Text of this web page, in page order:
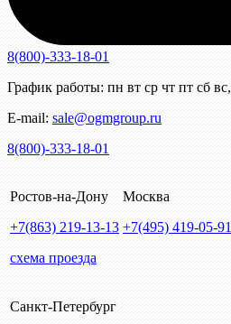
8(800)-333-18-01
График работы: пн вт ср чт пт сб вс,
E-mail: sale@ogmgroup.ru
8(800)-333-18-01
Ростов-на-Дону
+7(863) 219-13-13
схема проезда
Москва
+7(495) 419-05-91
Санкт-Петербург